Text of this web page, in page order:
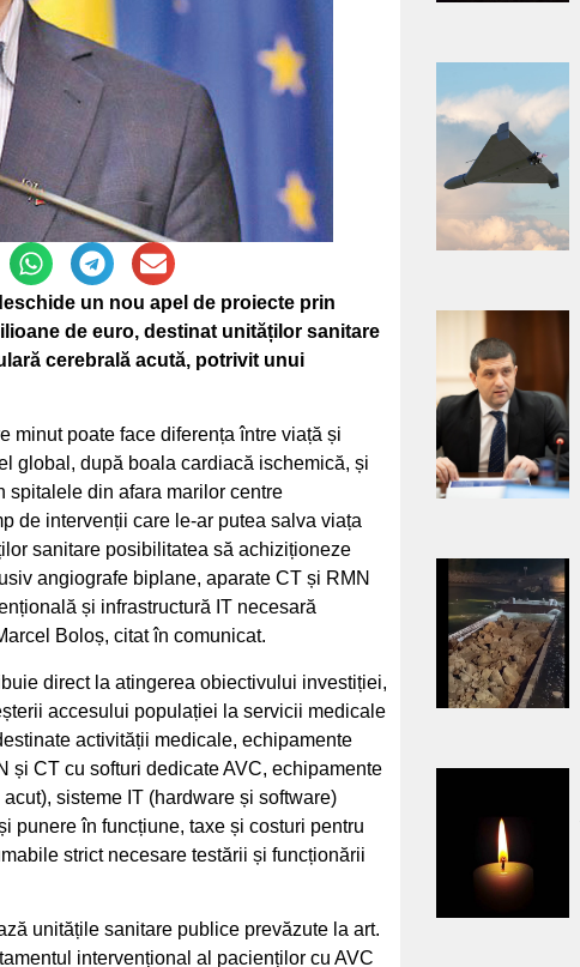
un nou apel de proiecte prin
de euro, destinat unităților sanitare
cerebrală acută, potrivit unui
minut poate face diferența între viață și
global, după boala cardiacă ischemică, și
spitalele din afara marilor centre
de intervenții care le-ar putea salva viața
sanitare posibilitatea să achiziționeze
angiografe biplane, aparate CT și RMN
și infrastructură IT necesară
Boloș, citat în comunicat.
direct la atingerea obiectivului investiției,
accesului populației la servicii medicale
activității medicale, echipamente
și CT cu softuri dedicate AVC, echipamente
sisteme IT (hardware și software)
punere în funcțiune, taxe și costuri pentru
strict necesare testării și funcționării
unitățile sanitare publice prevăzute la art.
intervențional al pacienților cu AVC
aici textul
pentru
subtitlu
Adaugă
aici textul
pentru
subtitlu
Adaugă
aici textul
pentru
subtitlu
pentru
subtitlu